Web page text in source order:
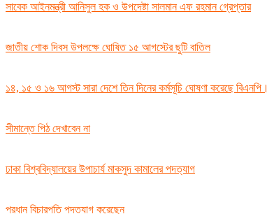
সাবেক আইনমন্ত্রী আনিসুল হক ও উপদেষ্টা সালমান এফ রহমান গ্রেপ্তার
জাতীয় শোক দিবস উপলক্ষে ঘোষিত ১৫ আগস্টের ছুটি বাতিল
১৪, ১৫ ও ১৬ আগস্ট সারা দেশে তিন দিনের কর্মসূচি ঘোষণা করেছে বিএনপি।
সীমান্তে পিঠ দেখাবেন না
ঢাকা বিশ্ববিদ্যালয়ের উপাচার্য মাকসুদ কামালের পদত্যাগ
প্রধান বিচারপতি পদত্যাগ করেছেন